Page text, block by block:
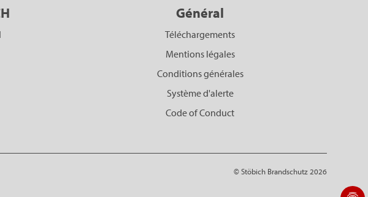
Général
Téléchargements
Mentions légales
Conditions générales
Système d'alerte
Code of Conduct
© Stöbich Brandschutz 2026